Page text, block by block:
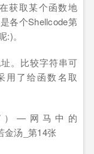
获取某个函数地
各个Shellcode第
。
。比较字符串可
用了给函数名取